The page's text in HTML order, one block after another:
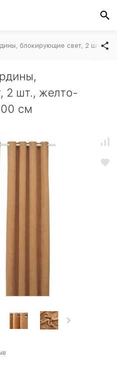
блокирующие свет, 2 шт.,
2 шт., желто-
см